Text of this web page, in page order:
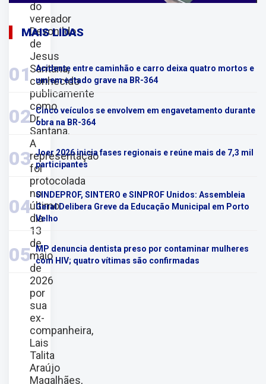
do
vereador
Devonildo
de
Jesus
Santana,
conhecido
publicamente
como
Dr.
Santana.
A
representação
foi
protocolada
no
último
dia
13
de
maio
de
2026
por
sua
ex-
companheira,
Lais
Talita
Araújo
Magalhães,
MAIS LIDAS
01 Acidente entre caminhão e carro deixa quatro mortos e
um em estado grave na BR-364
02 Cinco veículos se envolvem em engavetamento durante
obra na BR-364
03 Joer 2026 inicia fases regionais e reúne mais de 7,3 mil
participantes
04
SINDEPROF, SINTERO e SINPROF Unidos: Assembleia
Geral Delibera Greve da Educação Municipal em Porto
Velho
05
MP denuncia dentista preso por contaminar mulheres
com HIV; quatro vítimas são confirmadas